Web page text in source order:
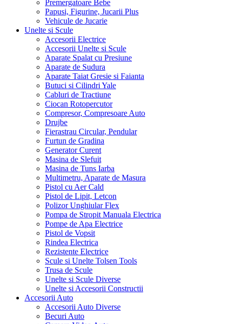
Premergatoare Bebe
Papusi, Figurine, Jucarii Plus
Vehicule de Jucarie
Unelte si Scule
Accesorii Electrice
Accesorii Unelte si Scule
Aparate Spalat cu Presiune
Aparate de Sudura
Aparate Taiat Gresie si Faianta
Butuci si Cilindri Yale
Cabluri de Tractiune
Ciocan Rotopercutor
Compresor, Compresoare Auto
Drujbe
Fierastrau Circular, Pendular
Furtun de Gradina
Generator Curent
Masina de Slefuit
Masina de Tuns Iarba
Multimetru, Aparate de Masura
Pistol cu Aer Cald
Pistol de Lipit, Letcon
Polizor Unghiular Flex
Pompa de Stropit Manuala Electrica
Pompe de Apa Electrice
Pistol de Vopsit
Rindea Electrica
Rezistente Electrice
Scule si Unelte Tolsen Tools
Trusa de Scule
Unelte si Scule Diverse
Unelte si Accesorii Constructii
Accesorii Auto
Accesorii Auto Diverse
Becuri Auto